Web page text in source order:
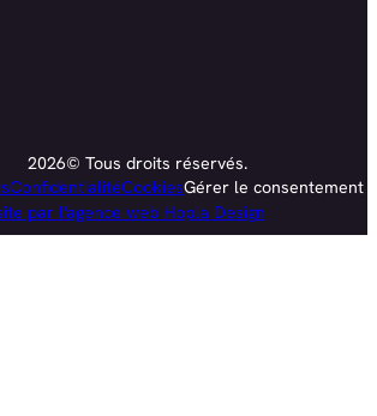
2026© Tous droits réservés.
ConfidentialitéCookiesGérer le consentement
par l'agence web Hopla Design